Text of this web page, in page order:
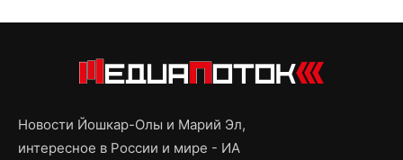
Новости Йошкар-Олы и Марий Эл,
интересное в России и мире - ИА